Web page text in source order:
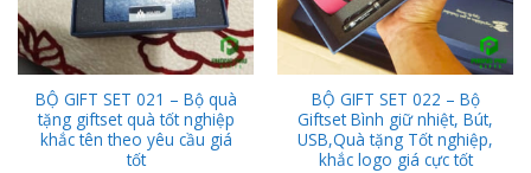
BỘ GIFT SET 021 – Bộ quà
tặng giftset quà tốt nghiệp
khắc tên theo yêu cầu giá
tốt
BỘ GIFT SET 022 – Bộ
Giftset Bình giữ nhiệt, Bút,
USB,Quà tặng Tốt nghiệp,
khắc logo giá cực tốt